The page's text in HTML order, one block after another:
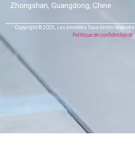
Zhongshan, Guangdong, Chine
Copyright © 2025, Les envolées Tous droits réservés.
Politique de confidentialité